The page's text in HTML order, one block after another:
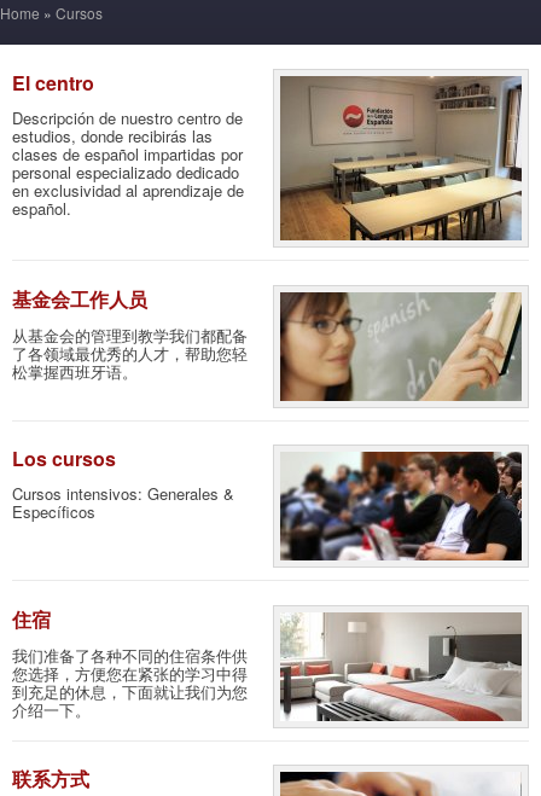
Home » Cursos
El centro
Descripción de nuestro centro de
estudios, donde recibirás las
clases de español impartidas por
personal especializado dedicado
en exclusividad al aprendizaje de
español.
基金会工作人员
从基金会的管理到教学我们都配备
了各领域最优秀的人才，帮助您轻
松掌握西班牙语。
Los cursos
Cursos intensivos: Generales &
Específicos
住宿
我们准备了各种不同的住宿条件供
您选择，方便您在紧张的学习中得
到充足的休息，下面就让我们为您
介绍一下。
联系方式